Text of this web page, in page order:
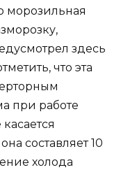
морозильная
здесь
что эта
при работе
составляет 10
холода